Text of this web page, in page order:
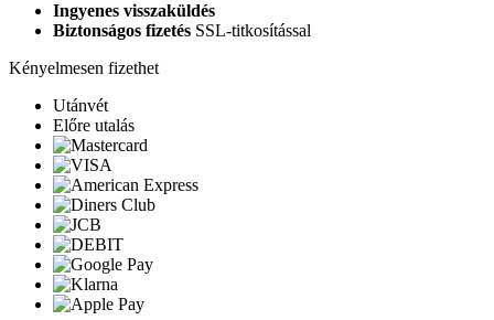
Ingyenes visszaküldés
Biztonságos fizetés SSL-titkosítással
Kényelmesen fizethet
Utánvét
Előre utalás